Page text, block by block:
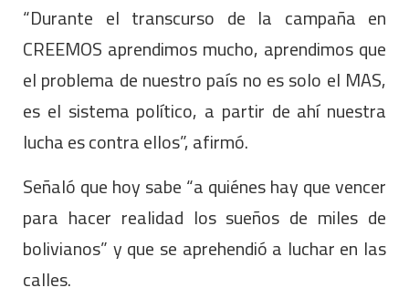
“Durante el transcurso de la campaña en
CREEMOS aprendimos mucho, aprendimos que
el problema de nuestro país no es solo el MAS,
es el sistema político, a partir de ahí nuestra
lucha es contra ellos”, afirmó.
Señaló que hoy sabe “a quiénes hay que vencer
para hacer realidad los sueños de miles de
bolivianos” y que se aprehendió a luchar en las
calles.